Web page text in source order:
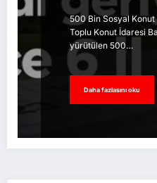
500 Bin Sosyal
Toplu Konut İdaresi
yürütülen 500…
Daha fazlasını oku